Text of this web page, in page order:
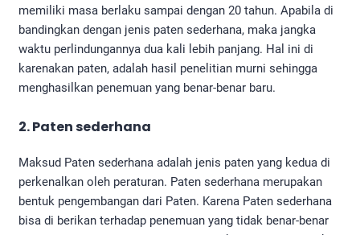
memiliki masa berlaku sampai dengan 20 tahun. Apabila di
bandingkan dengan jenis paten sederhana, maka jangka
waktu perlindungannya dua kali lebih panjang. Hal ini di
karenakan paten, adalah hasil penelitian murni sehingga
menghasilkan penemuan yang benar-benar baru.
2. Paten sederhana
Maksud Paten sederhana adalah jenis paten yang kedua di
perkenalkan oleh peraturan. Paten sederhana merupakan
bentuk pengembangan dari Paten. Karena Paten sederhana
bisa di berikan terhadap penemuan yang tidak benar-benar